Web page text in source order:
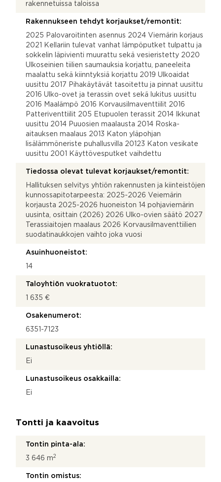
rakennetuissa taloissa
Rakennukseen tehdyt korjaukset/remontit:
2025 Palovaroitinten asennus 2024 Viemärin korjaus
2021 Kellariin tulevat vanhat lämpöputket tulpattu ja
sokkelin läpivienti muurattu sekä vesieristetty 2020
Ulkoseinien tiilien saumauksia korjattu, paneeleita
maalattu sekä kiinntyksiä korjattu 2019 Ulkoaidat
uusittu 2017 Pihakäytävät tasoitettu ja pinnat uusittu
2016 Ulko-ovet ja terassin ovet sekä lukitus uusittu
2016 Maalämpö 2016 Korvausilmaventtiilit 2016
Patteriventtiilit 205 Etupuolen terassit 2014 Ikkunat
uusittu 2014 Puuosien maalausta 2014 Roska-
aitauksen maalaus 2013 Katon yläpohjan
lisälämmöneriste puhallusvilla 20123 Katon vesikate
uusittu 2001 Käyttövesputket vaihdettu
Tiedossa olevat tulevat korjaukset/remontit:
Hallituksen selvitys yhtiön rakennusten ja kiinteistöjen
kunnossapitotarpeesta: 2025-2026 Veiemärin
korjausta 2025-2026 huoneiston 14 pohjaviemärin
uusinta, osittain (2026) 2026 Ulko-ovien säätö 2027
Terassiaitojen maalaus 2026 Korvausilmaventtiilien
suodatinaukkojen vaihto joka vuosi
Asuinhuoneistot:
14
Taloyhtiön vuokratuotot:
1 635 €
Osakenumerot:
6351-7123
Lunastusoikeus yhtiöllä:
Ei
Lunastusoikeus osakkailla:
Ei
Tontti ja kaavoitus
Tontin pinta-ala:
3 646 m2
Tontin omistus: